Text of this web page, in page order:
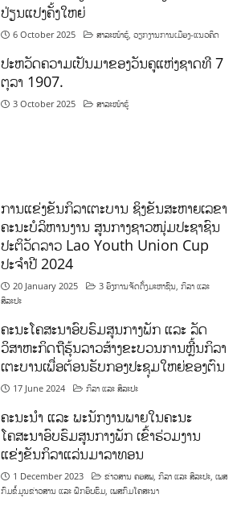
ປ່ຽນແປງຄັ້ງໃຫຍ່
6 October 2025 ສາລະໜ້າຮູ້,ວຽກງານການເມືອງ-ແນວຄິດ
ປະຫວັດຄວາມເປັນມາຂອງວັນຄູແຫ່ງຊາດທີ 7
ຕຸລາ 1907.
3 October 2025 ສາລະໜ້າຮູ້
ການແຂ່ງຂັນກິລາເຕະບານ ຊິງຂັນສະຫາຍເລຂາ
ຄະນະບໍລິຫານງານ ສູນກາງຊາວໜຸ່ມປະຊາຊົນ
ປະຕິວັດລາວ Lao Youth Union Cup
ປະຈຳປີ 2024
20 January 2025 3 ອົງການຈັດຕັ້ງມະຫາຊົນ ,ກິລາ ແລະ
ສິລະປະ
ຄະນະໂຄສະນາອົບຮົມສູນກາງພັກ ແລະ ລັດ
ວິສາຫະກິດຖືຮຸ້ນລາວສ້າງຂະບວນການຫຼີ້ນກິລາ
ເຕະບານເພື່ອຕ້ອນຮັບກອງປະຊຸມໃຫຍ່ຂອງຕົນ
17 June 2024 ກິລາ ແລະ ສິລະປະ
ຄະນະນຳ ແລະ ພະນັກງານພາຍໃນຄະນະ
ໂຄສະນາອົບຮົມສູນກາງພັກ ເຂົ້າຮ່ວມງານ
ແຂ່ງຂັນກິລາແລ່ນມາລາທອນ
1 December 2023 ຂ່າວສານ ຄອສພ ,ກິລາ ແລະ ສິລະປະ ,ເພສ
ກົມຂໍ້ມູນຂ່າວສານ ແລະ ຝຶກອົບຮົມ ,ເພສກົມໂຄສະນາ